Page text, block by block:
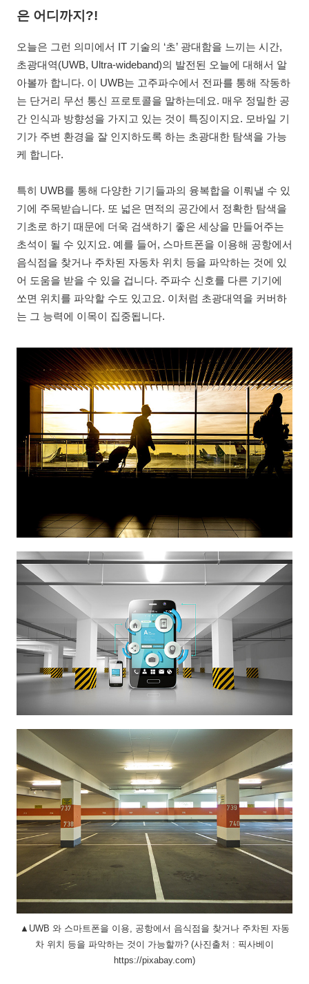
은 어디까지?!
오늘은 그런 의미에서 IT 기술의 ‘초’ 광대함을 느끼는 시간,
초광대역(UWB, Ultra-wideband)의 발전된 오늘에 대해서 알
아볼까 합니다. 이 UWB는 고주파수에서 전파를 통해 작동하
는 단거리 무선 통신 프로토콜을 말하는데요. 매우 정밀한 공
간 인식과 방향성을 가지고 있는 것이 특징이지요. 모바일 기
기가 주변 환경을 잘 인지하도록 하는 초광대한 탐색을 가능
케 합니다.
특히 UWB를 통해 다양한 기기들과의 융복합을 이뤄낼 수 있
기에 주목받습니다. 또 넓은 면적의 공간에서 정확한 탐색을
기초로 하기 때문에 더욱 검색하기 좋은 세상을 만들어주는
초석이 될 수 있지요. 예를 들어, 스마트폰을 이용해 공항에서
음식점을 찾거나 주차된 자동차 위치 등을 파악하는 것에 있
어 도움을 받을 수 있을 겁니다. 주파수 신호를 다른 기기에
쏘면 위치를 파악할 수도 있고요. 이처럼 초광대역을 커버하
는 그 능력에 이목이 집중됩니다.
▲UWB 와 스마트폰을 이용, 공항에서 음식점을 찾거나 주차된 자동
차 위치 등을 파악하는 것이 가능할까? (사진출처 : 픽사베이
https://pixabay.com)